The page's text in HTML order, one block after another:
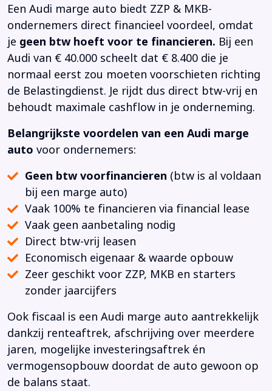
Een Audi marge auto biedt ZZP & MKB-
ondernemers direct financieel voordeel, omdat
je geen btw hoeft voor te financieren. Bij een
Audi van € 40.000 scheelt dat € 8.400 die je
normaal eerst zou moeten voorschieten richting
de Belastingdienst. Je rijdt dus direct btw-vrij en
behoudt maximale cashflow in je onderneming.
Belangrijkste voordelen van een Audi marge
auto voor ondernemers:
Geen btw voorfinancieren (btw is al voldaan
bij een marge auto)
Vaak 100% te financieren via financial lease
Vaak geen aanbetaling nodig
Direct btw-vrij leasen
Economisch eigenaar & waarde opbouw
Zeer geschikt voor ZZP, MKB en starters
zonder jaarcijfers
Ook fiscaal is een Audi marge auto aantrekkelijk
dankzij renteaftrek, afschrijving over meerdere
jaren, mogelijke investeringsaftrek én
vermogensopbouw doordat de auto gewoon op
de balans staat.